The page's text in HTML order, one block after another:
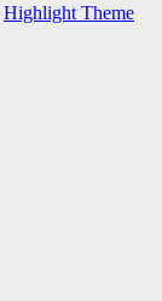
Highlight Theme